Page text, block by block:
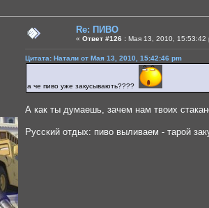
Re: ПИВО
« Ответ #126 : Мая 13, 2010, 15:53:42
Цитата: Натали от Мая 13, 2010, 15:42:46 pm
а че пиво уже закусывають????
А как ты думаешь, зачем нам твоих
Русский отдых: пиво выливаем - тарой